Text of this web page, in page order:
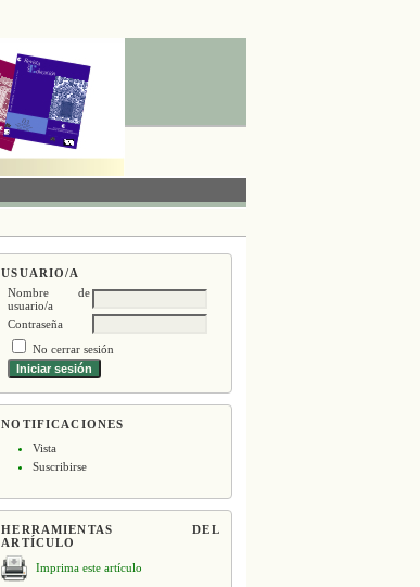
USUARIO/A
Nombre de
usuario/a
Contraseña
No cerrar sesión
NOTIFICACIONES
Vista
Suscribirse
HERRAMIENTAS DEL
ARTÍCULO
Imprima este artículo